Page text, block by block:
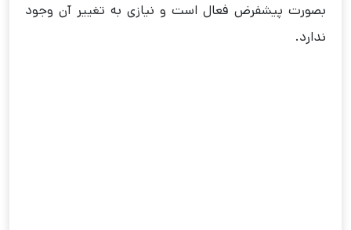
بصورت پیشفرض فعال است و نیازی به تغییر آن وجود
ندارد.